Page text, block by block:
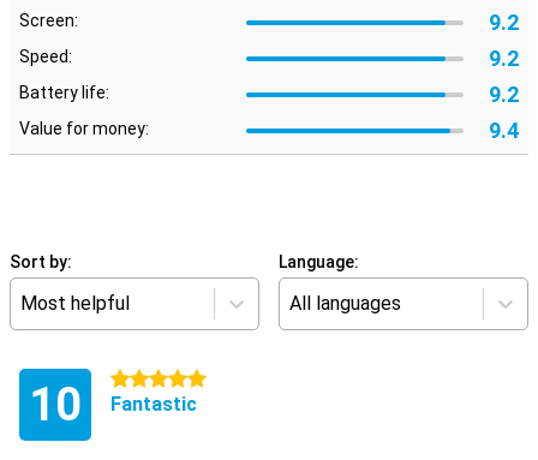
Screen: 9.2
Speed: 9.2
Battery life: 9.2
Value for money: 9.4
Sort by:
Most helpful
Language:
All languages
10 5 stars
Fantastic